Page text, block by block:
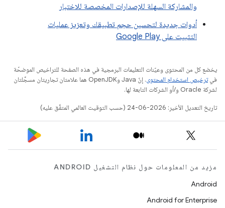
والمشاركة السهلة للإصدارات المخصصة للاختبار
أدوات جديدة لتحسين حجم تطبيقك وتعزيز عمليات
التثبيت على Google Play
يخضع كل من المحتوى وعيّنات التعليمات البرمجية في هذه الصفحة للتراخيص الموضحّة
فيترخيص استخدام المحتوى
. إنّ Java وOpenJDK هما علامتان تجاريتان مسجَّلتان
لشركة Oracle و/أو الشركات التابعة لها.
تاريخ التعديل الأخير: 2026-06-24 (حسب التوقيت العالمي المتفَّق عليه)
مزيد من المعلومات حول نظام التشغيل ANDROID
Android
Android for Enterprise